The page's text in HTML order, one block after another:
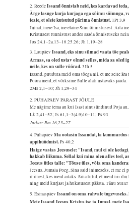
2. ReedeIssand õnnistab neid, kes kardavad
Ärge tasuge kurja kurjaga ega sõimu sõimuga,
teate, et olete kutsutud pärima õnnistust. 1Pt 3,9
Jumal, meie Isa, me elame Sinu õnnistusest. Aita
Kristusest tunnistust andes saada õnnistuseks
Jos 24,1–2a.13–18.25.26; Jh 1,19–28
3. LaupäevIssand, eks sinu silmad vaata tõe
Armas, sa oled ustav olnud selles, mida sa oled
neile, kes on sulle võõrad.3Jh 5
Issand, puuduta meid oma tõega nii, et me selle
Pööra meid, et võiksime Sulle alati ustavaks jääda.
2Ms 2,1–10; Jh 1,29–34
2. PÜHAPÄEV PÄRAST JÕULE
Me nägime tema au kui Isast ainusündinud Poja
Lk 2,41–52; Js 61,1–3(4.9)10–11; Ps 93
Jutlus: Rm 16,25–27
4. PühapäevMa ootasin Issandat, ta
appihüüdmist.Ps 40,2
Haige vastas Jeesusele: "Isand, mul ei ole
hakkab liikuma. Sellal kui mina olen alles teel,
Jeesus ütles talle: "Tõuse üles, võta oma
Jeesus, Jumala Poeg, Sina said inimeseks, et me
inimest, kes meid aitaks. Sina tulid, et meid nii
ning meid kurjast ja hukatusest päästa. Tänu Sulle!
5. EsmaspäevIssand on oma rahvale tugevuseks.
Meie Issand Jeesus Kristus ise ja Jumal, meie